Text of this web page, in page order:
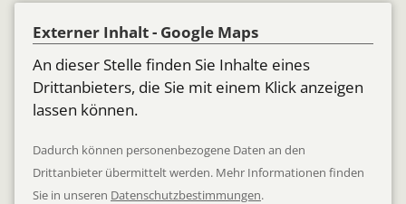
Externer Inhalt - Google Maps
An dieser Stelle finden Sie Inhalte eines
Drittanbieters, die Sie mit einem Klick anzeigen
lassen können.
Dadurch können personenbezogene Daten an den
Drittanbieter übermittelt werden. Mehr Informationen finden
Sie in unseren Datenschutzbestimmungen.